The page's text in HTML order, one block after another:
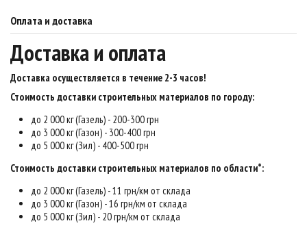
Оплата и доставка
Доставка и оплата
Доставка осуществляется в течение 2-3 часов!
Стоимость доставки строительных материалов по городу:
до 2 000 кг (Газель) - 200-300 грн
до 3 000 кг (Газон) - 300-400 грн
до 5 000 кг (Зил) - 400-500 грн
Стоимость доставки строительных материалов по области*:
до 2 000 кг (Газель) - 11 грн/км от склада
до 3 000 кг (Газон) - 16 грн/км от склада
до 5 000 кг (Зил) - 20 грн/км от склада